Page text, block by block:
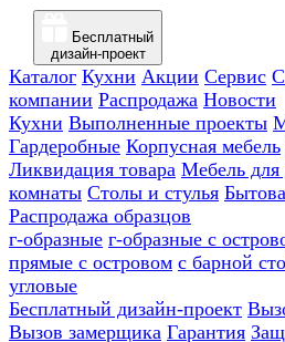
Бесплатный
дизайн-проект
Каталог Кухни Акции Сервис
компании Распродажа Новости
Кухни Выполненные проекты
Гардеробные Корпусная мебель
Ликвидация товара Мебель для
комнаты Столы и стулья
Распродажа образцов
г-образные г-образные с
прямые с островом с барной
угловые
Бесплатный дизайн-проект
Вызов замерщика Гарантия